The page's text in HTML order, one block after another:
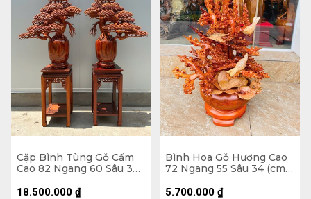
Cặp Bình Tùng Gỗ Cẩm
Cao 82 Ngang 60 Sâu 30
18.500.000 ₫
Bình Hoa Gỗ Hương Cao
72 Ngang 55 Sâu 34 (cm)
5.700.000 ₫